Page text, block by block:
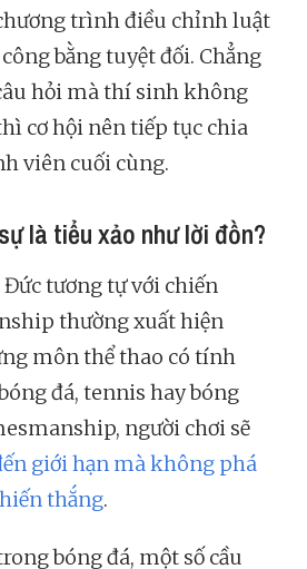
trình điều chỉnh luật
bằng tuyệt đối. Chẳng
hỏi mà thí sinh không
cơ hội nên tiếp tục chia
viên cuối cùng.
là tiểu xảo như lời đồn?
Đức tương tự với chiến
thường xuất hiện
môn thể thao có tính
đá, tennis hay bóng
người chơi sẽ
giới hạn mà không phá
thắng.
bóng đá, một số cầu